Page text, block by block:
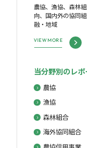
農協、漁協、森林
向、国内外の協同
融・地域
VIEW MORE
当分野別のレポ
農協
漁協
森林組合
海外協同組合